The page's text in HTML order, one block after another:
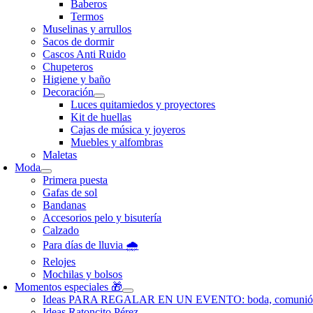
Baberos
Termos
Muselinas y arrullos
Sacos de dormir
Cascos Anti Ruido
Chupeteros
Higiene y baño
Decoración
Luces quitamiedos y proyectores
Kit de huellas
Cajas de música y joyeros
Muebles y alfombras
Maletas
Moda
Primera puesta
Gafas de sol
Bandanas
Accesorios pelo y bisutería
Calzado
Para días de lluvia 🌧️
Relojes
Mochilas y bolsos
Momentos especiales 🎁
Ideas PARA REGALAR EN UN EVENTO: boda,